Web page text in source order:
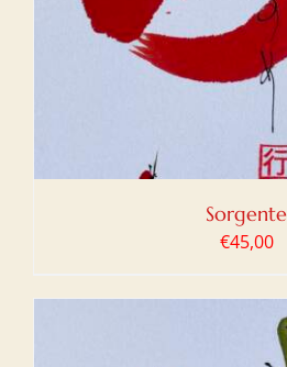
Sorgente
€45,00